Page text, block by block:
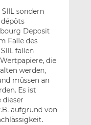
sondern
Deposit
Falle des
fallen
die
werden,
müssen an
Es ist
dieser
aufgrund von